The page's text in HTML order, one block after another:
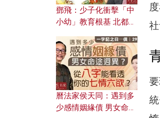
鄧飛：少子化衝擊「中
小幼」教育根基 北都如
曆法家侯天同：遇到多
少感情姻緣債 男女命途